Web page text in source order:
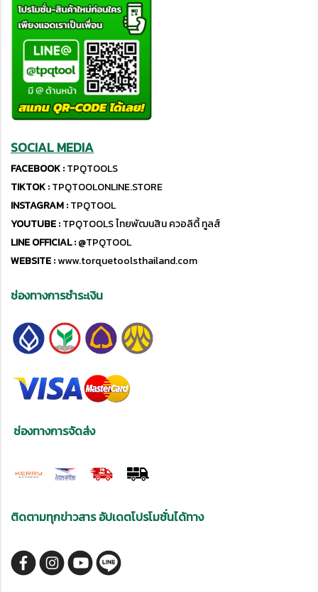
SOCIAL MEDIA
FACEBOOK :TPQTOOLS
TIKTOK :TPQTOOLONLINE.STORE
INSTAGRAM :TPQTOOL
YOUTUBE :TPQTOOLS ไทยพัฒนสิน ควอลิตี้ ทูลส์
LINE OFFICIAL :@TPQTOOL
WEBSITE :www.torquetoolsthailand.com
ช่องทางการชำระเงิน
ช่องทางการจัดส่ง
ติดตามทุกข่าวสาร อัปเดตโปรโมชั่นได้ทาง